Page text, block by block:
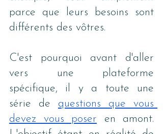
parce que leurs besoins sont
différents des vôtres.
C'est pourquoi avant d'aller
vers une plateforme
spécifique, il y a toute une
série de
questions que vous
devez vous poser en amont.